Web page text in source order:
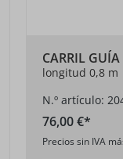
CARRIL
longitud 0,8 m
N.º artículo:
76,00 €*
Precios sin IVA